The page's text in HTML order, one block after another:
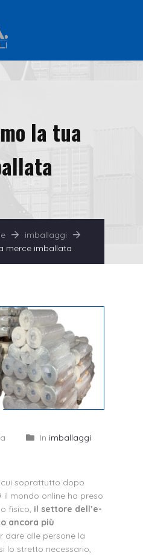
la tua
imballaggi
merce imballata
In imballaggi
cui soprattutto dopo
il mondo online ha preso
fisico, il settore dell’e-
ancora più
dare alle persone la
lo stretto necessario,